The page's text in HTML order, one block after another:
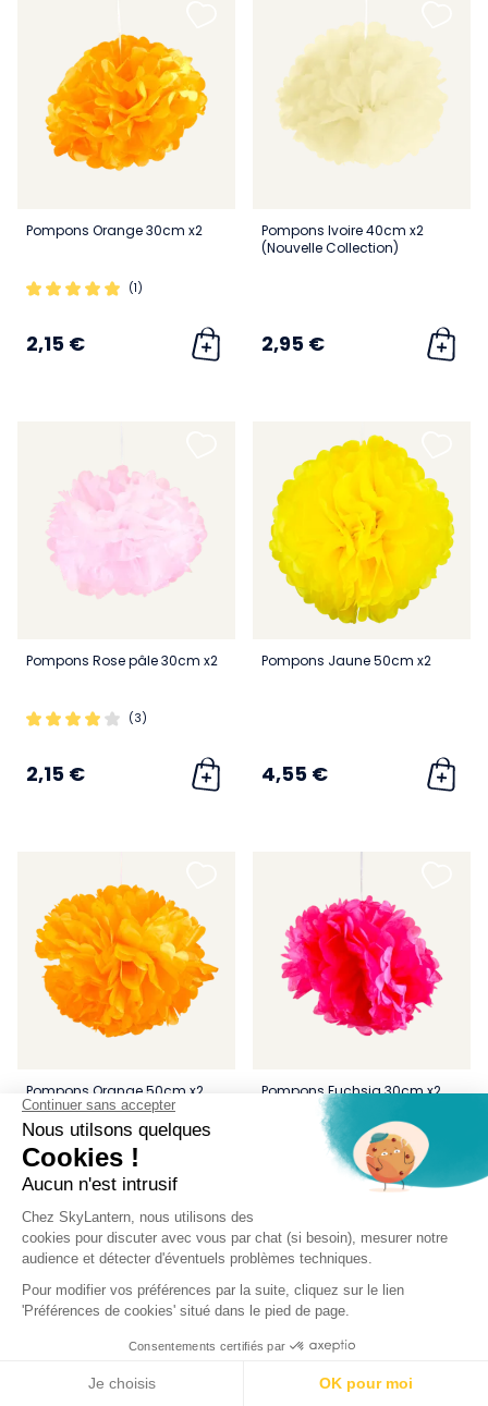
Pompons Orange 30cm x2
(1)
2,15 €
Pompons Ivoire 40cm x2
(Nouvelle Collection)
2,95 €
Pompons Rose pâle 30cm x2
(3)
2,15 €
Pompons Jaune 50cm x2
4,55 €
Pompons Orange 50cm x2
(1)
4,55 €
Pompons Fuchsia 30cm x2
(1)